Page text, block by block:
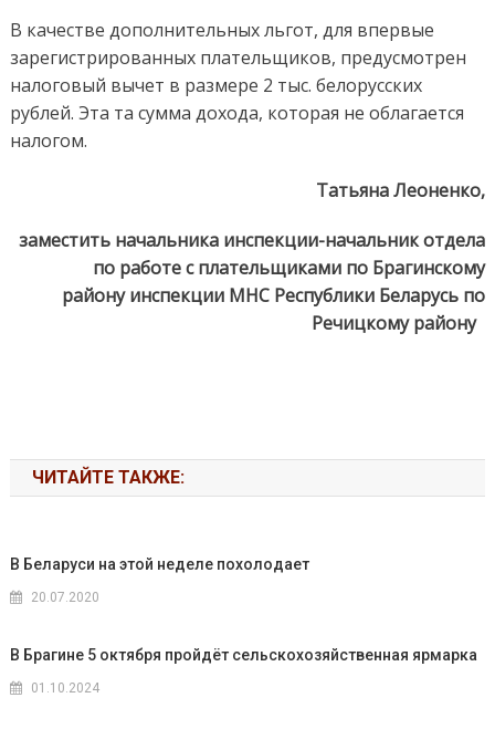
В качестве дополнительных льгот, для впервые
зарегистрированных плательщиков, предусмотрен
налоговый вычет в размере 2 тыс. белорусских
рублей. Эта та сумма дохода, которая не облагается
налогом.
Татьяна Леоненко,
заместить начальника инспекции-начальник отдела
по работе с плательщиками по Брагинскому
району инспекции МНС Республики Беларусь по
Речицкому району
ЧИТАЙТЕ ТАКЖЕ:
В Беларуси на этой неделе похолодает
20.07.2020
В Брагине 5 октября пройдёт сельскохозяйственная ярмарка
01.10.2024